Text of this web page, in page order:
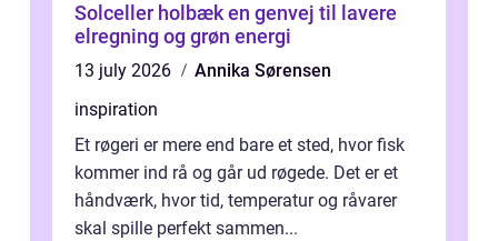
Solceller holbæk en genvej til lavere
elregning og grøn energi
13 july 2026
Annika Sørensen
inspiration
Et røgeri er mere end bare et sted, hvor fisk
kommer ind rå og går ud røgede. Det er et
håndværk, hvor tid, temperatur og råvarer
skal spille perfekt sammen...